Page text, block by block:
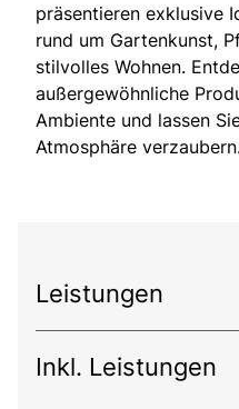
präsentieren exklusive
rund um Gartenkunst,
stilvolles Wohnen.
außergewöhnliche
Ambiente und lassen
Atmosphäre
Leistungen
Inkl. Leistungen